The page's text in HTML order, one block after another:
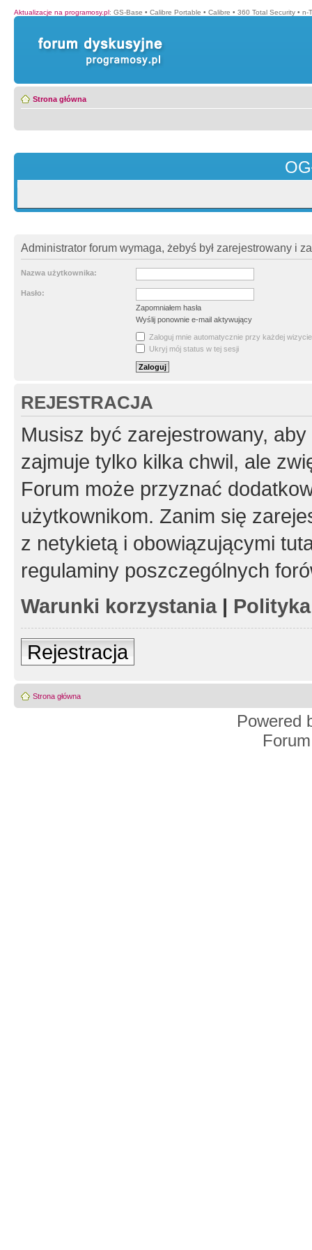
Aktualizacje na programosy.pl: GS-Base • Calibre Portable • Calibre • 360 Total Security • n-
Strona główna
Administrator forum wymaga, żebyś był zarejestrowany i
Nazwa użytkownika:
Hasło:
Zapomniałem hasła
Wyślij ponownie e-mail aktywujący
Zaloguj mnie automatycznie przy każdej wizycie
Ukryj mój status w tej sesji
REJESTRACJA
Musisz być zarejestrowany,
zajmuje tylko kilka chwil, ale
Forum może przyznać
użytkownikom. Zanim się
z netykietą i obowiązującymi
regulaminy poszczególnych
Warunki korzystania|
Rejestracja
Strona główna
Powered